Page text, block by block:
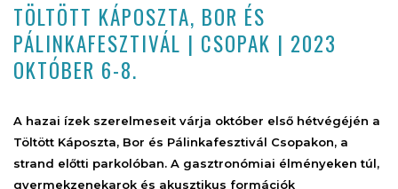
TÖLTÖTT KÁPOSZTA, BOR ÉS
PÁLINKAFESZTIVÁL | CSOPAK | 2023
OKTÓBER 6-8.
A hazai ízek szerelmeseit várja október első hétvégéjén a
Töltött Káposzta, Bor és Pálinkafesztivál Csopakon, a
strand előtti parkolóban. A gasztronómiai élményeken túl,
gyermekzenekarok és akusztikus formációk